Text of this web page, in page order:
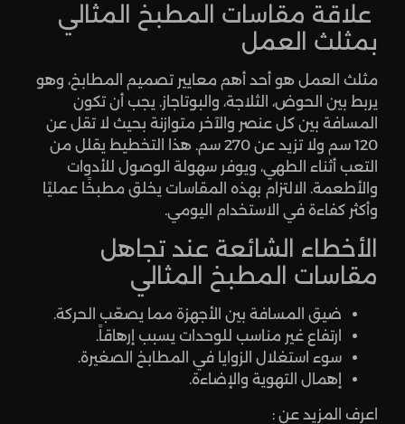
علاقة مقاسات المطبخ المثالي
بمثلث العمل
مثلث العمل هو أحد أهم معايير تصميم المطابخ، وهو
يربط بين الحوض، الثلاجة، والبوتاجاز. يجب أن تكون
المسافة بين كل عنصر والآخر متوازنة بحيث لا تقل عن
120 سم ولا تزيد عن 270 سم. هذا التخطيط يقلل من
التعب أثناء الطهي، ويوفر سهولة الوصول للأدوات
والأطعمة. الالتزام بهذه المقاسات يخلق مطبخًا عمليًا
وأكثر كفاءة في الاستخدام اليومي.
الأخطاء الشائعة عند تجاهل
مقاسات المطبخ المثالي
ضيق المسافة بين الأجهزة مما يصعّب الحركة.
ارتفاع غير مناسب للوحدات يسبب إرهاقاً.
سوء استغلال الزوايا في المطابخ الصغيرة.
إهمال التهوية والإضاءة.
اعرف المزيد عن :